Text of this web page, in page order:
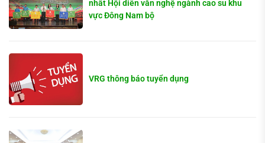
nhất Hội diễn văn nghệ ngành cao su khu
vực Đông Nam bộ
VRG thông báo tuyển dụng